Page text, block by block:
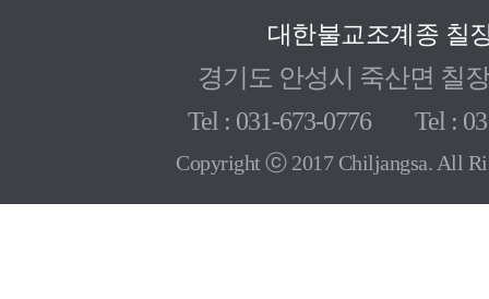
대한불교조계종 칠
경기도 안성시 죽산면 칠
Tel : 031-673-0776 Tel :
Copyright ⓒ 2017 Chiljangsa. All